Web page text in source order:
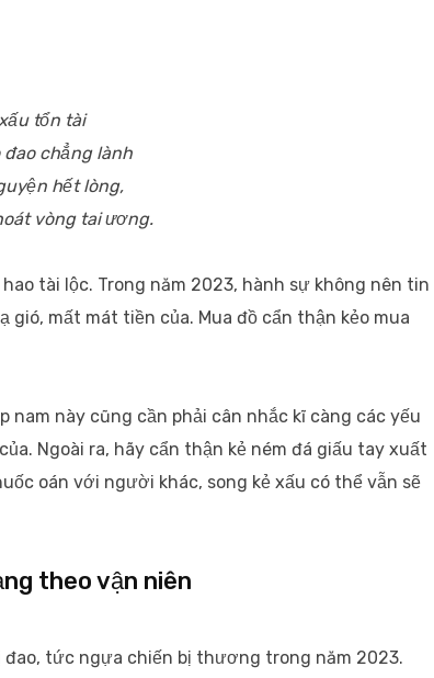
tổn tài
đao chẳng lành
hết lòng,
vòng tai ương.
tài lộc. Trong năm 2023, hành sự không nên tin
mất mát tiền của. Mua đồ cẩn thận kẻo mua
nam này cũng cần phải cân nhắc kĩ càng các yếu
Ngoài ra, hãy cẩn thận kẻ ném đá giấu tay xuất
oán với người khác, song kẻ xấu có thể vẫn sẽ
theo vận niên
đao, tức ngựa chiến bị thương trong năm 2023.